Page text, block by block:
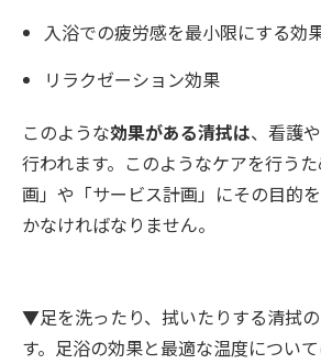
入浴での疲労感を最小限にする効
リラクゼーション効果
このような効果がある清拭は、看護
行われます。このようなケアを行う
画」や「サービス計画」にその目的
かなければなりません。
▼足を洗ったり、拭いたりする清拭
す。足浴の効果と最適な温度につい